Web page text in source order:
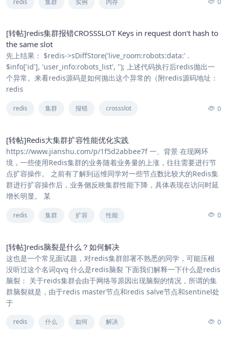
[转帖]redis集群报错CROSSSLOT Keys in request don‘t hash to
the same slot
先上结果： $redis->sDiffStore('live_room:robots:data:' .
$info['id'], 'user_info:robots_list', ''); 上述代码执行后redis抛出一
个异常。来看redis源码是如何抛出这个异常的（附redis源码地址：
redis
redis 集群 报错 crossslot 0
[转帖]Redis大集群扩容性能优化实践
https://www.jianshu.com/p/1f5d2abbee7f 一、背景 在现网环
境，一些使用Redis集群的业务随着业务量的上涨，往往需要进行节
点扩容操作。 之前有了解到运维同学对一些节点数比较大的Redis集
群进行扩容操作后，业务侧反映集群性能下降，具体表现在访问时延
增长明显。 某
redis 集群 扩容 性能 0
[转帖]redis脑裂是什么？如何解决
这也是一个常见面试题，对redis集群部署不熟悉的同学，可能压根
没听过这个名词qvq 什么是redis脑裂 下面我们解释一下什么是redis
脑裂： 关于reids集群会由于网络等原因出现脑裂的情况，所谓的集
群脑裂就是，由于redis master节点和redis salve节点和sentinel处
于
redis 什么 如何 解决 0